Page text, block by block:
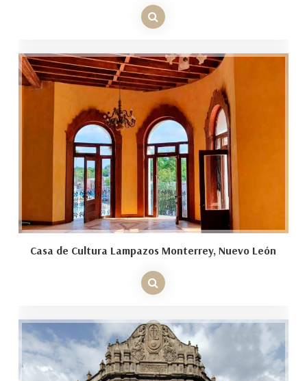
Casa de Cultura Lampazos Monterrey, Nuevo León